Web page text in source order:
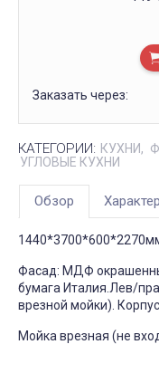
Заказать через:
КАТЕГОРИИ: КУХНИ
УГЛОВЫЕ КУХНИ
Обзор
Фасад: МДФ
бумага Италия.Лев/
врезной мойки).
Мойка врезная (не